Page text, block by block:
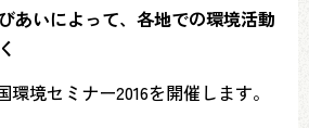
あいによって、各地での環境活動
境セミナー2016を開催します。